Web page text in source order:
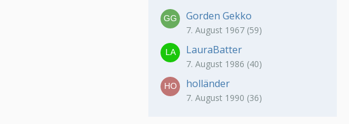
Gorden Gekko
7. August 1967 (59)
LauraBatter
7. August 1986 (40)
holländer
7. August 1990 (36)